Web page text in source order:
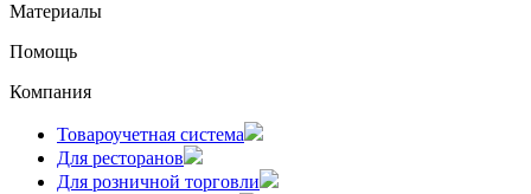
Материалы
Помощь
Компания
Товароучетная система
Для ресторанов
Для розничной торговли